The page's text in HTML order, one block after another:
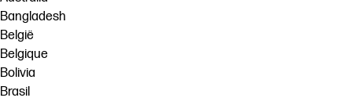
Bangladesh
België
Belgique
Bolivia
Brasil